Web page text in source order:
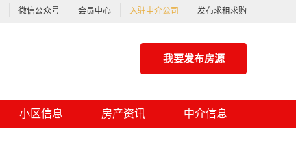
微信公众号 会员中心 入驻中介公司 发布求租求购
我要发布房源
小区信息 房产资讯 中介信息